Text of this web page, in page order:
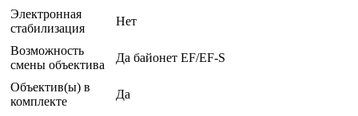
Электронная
стабилизация
Нет
Возможность
смены объектива
Да байонет EF/EF-S
Объектив(ы) в
комплекте
Да